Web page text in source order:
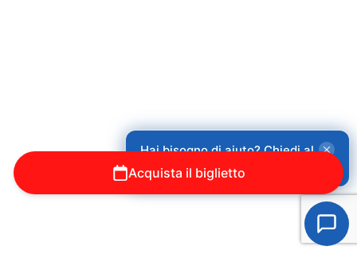
Hai bisogno di aiuto? Chiedi al
nostro assistente!
Acquista il biglietto